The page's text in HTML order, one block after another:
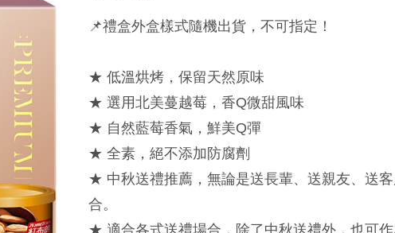
📌禮盒外盒樣式隨機出貨，不可指定！
★ 低溫烘烤，保留天然原味
★ 選用北美蔓越莓，香Q微甜風味
★ 自然藍莓香氣，鮮美Q彈
★ 全素，絕不添加防腐劑
★ 中秋送禮推薦，無論是送長輩、送親友、送
合。
★ 適合各式送禮場合，除了中秋送禮外，也可